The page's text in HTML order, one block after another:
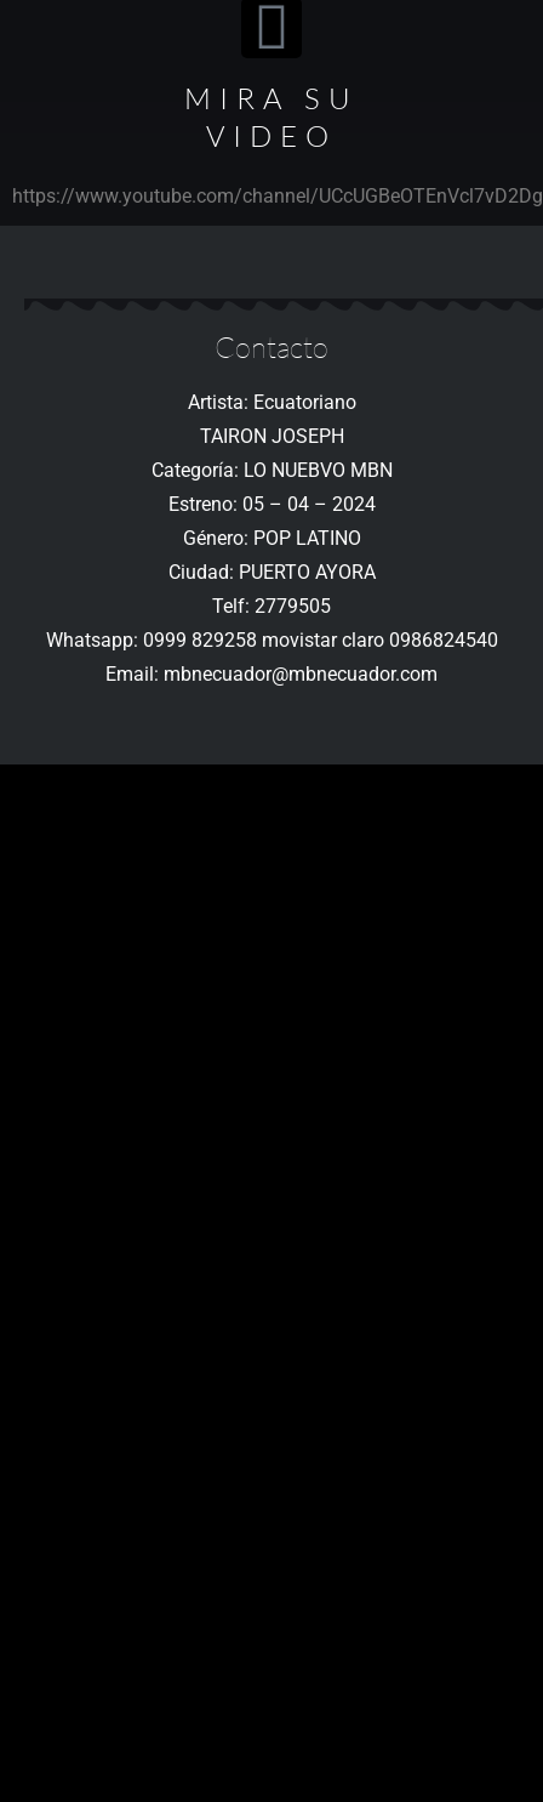
MIRA SU
VIDEO
https://www.youtube.com/channel/
Contacto
Artista: Ecuatoriano
TAIRON JOSEPH
Categoría: LO NUEBVO MBN
Estreno: 05 – 04 – 2024
Género: POP LATINO
Ciudad: PUERTO AYORA
Telf: 2779505
Whatsapp: 0999 829258 movistar claro 0986824540
Email: mbnecuador@mbnecuador.com